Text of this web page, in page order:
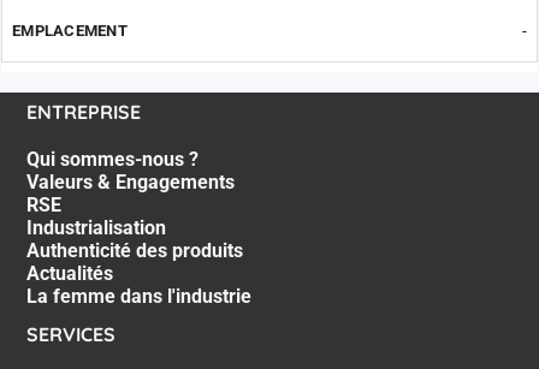
-
ENTREPRISE
Qui sommes-nous ?
Valeurs & Engagements
RSE
Industrialisation
Authenticité des produits
Actualités
La femme dans l'industrie
SERVICES